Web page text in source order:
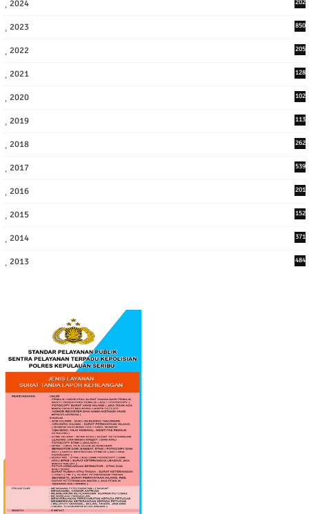
2024
202
2023 850
2022
205
2021
128
2020
102
2019
113
2018
262
2017
539
2016
201
2015 152
2014 371
2013 484